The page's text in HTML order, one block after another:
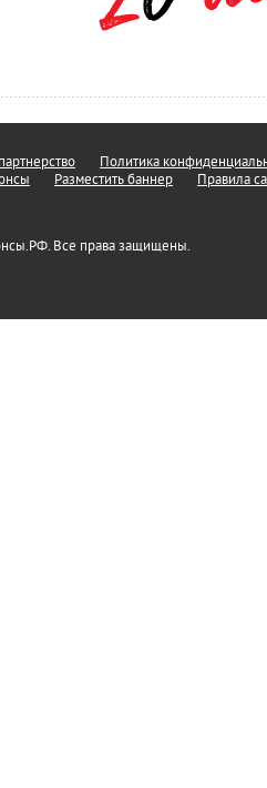
Политика
Разместить баннер Правила
Все права защищены.